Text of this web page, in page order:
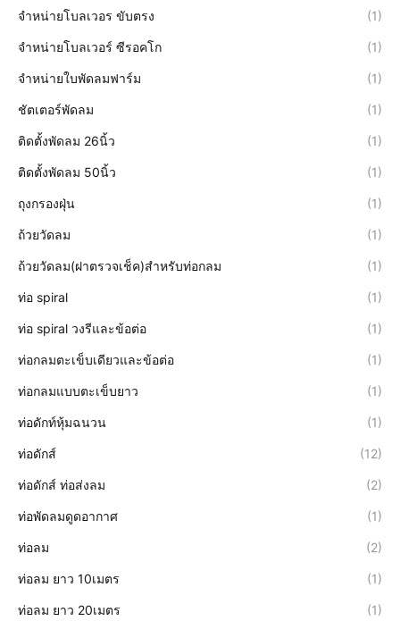
จำหน่ายโบลเวอร ขับตรง (1)
จำหน่ายโบลเวอร์ ซีรอคโก (1)
จำหน่ายใบพัดลมฟาร์ม (1)
ชัตเตอร์พัดลม (1)
ติดตั้งพัดลม 26นิ้ว (1)
ติดตั้งพัดลม 50นิ้ว (1)
ถุงกรองฝุ่น (1)
ถ้วยวัดลม (1)
ถ้วยวัดลม(ฝาตรวจเช็ค)สำหรับท่อกลม (1)
ท่อ spiral (1)
ท่อ spiral วงรีและข้อต่อ (1)
ท่อกลมตะเข็บเดียวและข้อต่อ (1)
ท่อกลมแบบตะเข็บยาว (1)
ท่อดักท์หุ้มฉนวน (1)
ท่อดักส์ (12)
ท่อดักส์ ท่อส่งลม (2)
ท่อพัดลมดูดอากาศ (1)
ท่อลม (2)
ท่อลม ยาว 10เมตร (1)
ท่อลม ยาว 20เมตร (1)